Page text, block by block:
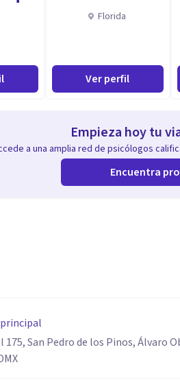
Florida
Ver perfil
Empieza hoy tu
a una amplia red de psicólogos
Encuentra
175, San Pedro de los Pinos, Álvaro